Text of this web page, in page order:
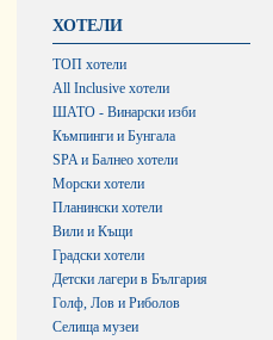
ХОТЕЛИ
ТОП хотели
All Inclusive хотели
ШАТО - Винарски изби
Къмпинги и Бунгала
SPA и Балнео хотели
Морски хотели
Планински хотели
Вили и Къщи
Градски хотели
Детски лагери в България
Голф, Лов и Риболов
Селища музеи